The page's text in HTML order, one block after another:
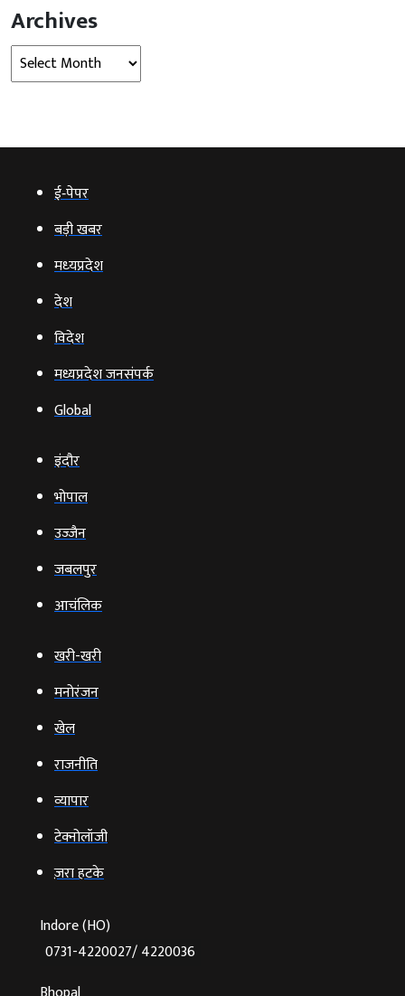
Archives
Archives
ई‑पेपर
बड़ी खबर
मध्‍यप्रदेश
देश
विदेश
मध्यप्रदेश जनसंपर्क
Global
इंदौर
भोपाल
उज्‍जैन
जबलपुर
आचंलिक
खरी-खरी
मनोरंजन
खेल
राजनीति
व्‍यापार
टेक्‍नोलॉजी
ज़रा हटके
Indore (HO)
0731-4220027/ 4220036